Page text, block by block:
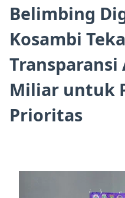
Belimbing
Kosambi
Transparansi
Miliar untuk
Prioritas